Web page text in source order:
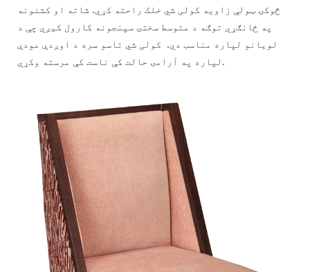
څوکۍ ټولې زاویه کولی شي خلک راحته کړي. شاته او کشنونه
په ځانګړي توګه د متوسط ​​​​سختۍ سپنجونه کارول کیږي چې د
لویانو لپاره مناسب دي. کولی شي تاسو سره د اوږدې مودې
لپاره په آرامۍ حالت کې ناست کې مرسته وکړي.